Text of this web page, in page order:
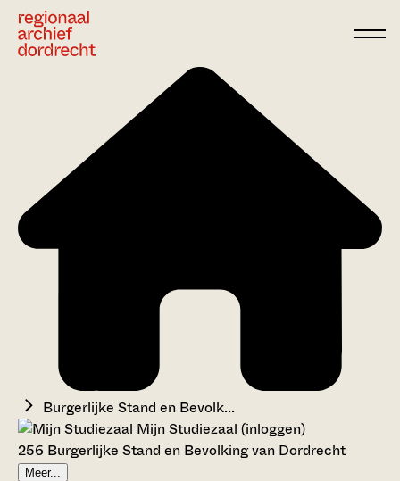
Burgerlijke Stand en Bevolk...
Mijn Studiezaal (inloggen)
256 Burgerlijke Stand en Bevolking van Dordrecht
Meer...